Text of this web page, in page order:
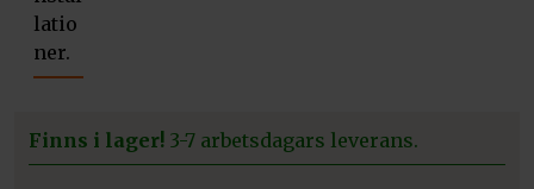
Finns i lager! 3-7 arbetsdagars leverans.